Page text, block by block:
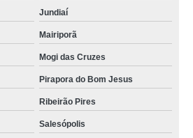
Jundiaí
Mairiporã
Mogi das Cruzes
Pirapora do Bom Jesus
Ribeirão Pires
Salesópolis